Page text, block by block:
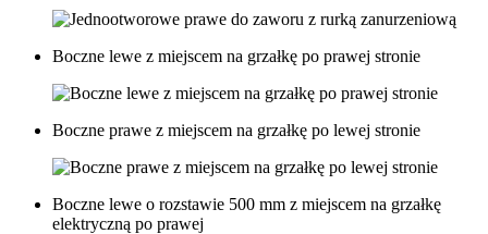
Boczne lewe z miejscem na grzałkę po prawej stronie
Boczne prawe z miejscem na grzałkę po lewej stronie
Boczne lewe o rozstawie 500 mm z miejscem na grzałkę
elektryczną po prawej